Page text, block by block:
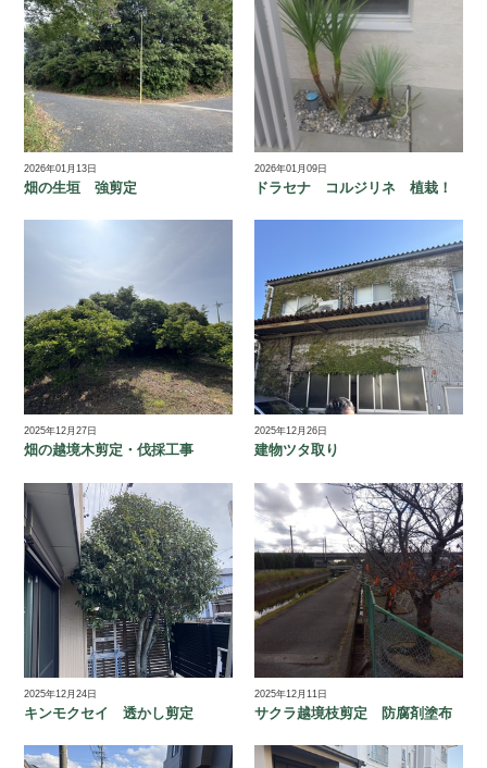
2026年01月13日
畑の生垣 強剪定
2026年01月09日
ドラセナ コルジリネ 植栽！
2025年12月27日
畑の越境木剪定・伐採工事
2025年12月26日
建物ツタ取り
2025年12月24日
キンモクセイ 透かし剪定
2025年12月11日
サクラ越境枝剪定 防腐剤塗布